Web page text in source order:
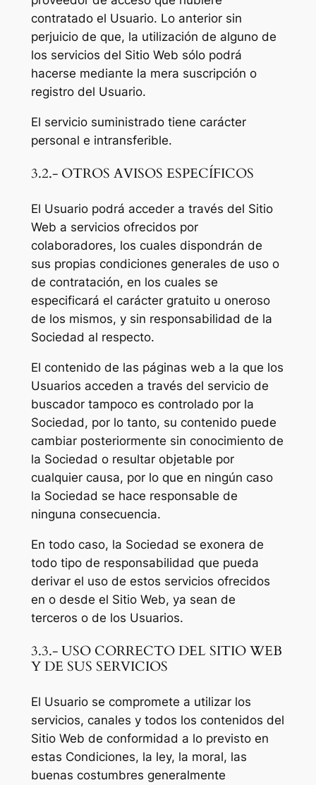
contratado el Usuario. Lo anterior sin
perjuicio de que, la utilización de alguno de
los servicios del Sitio Web sólo podrá
hacerse mediante la mera suscripción o
registro del Usuario.
El servicio suministrado tiene carácter
personal e intransferible.
3.2.- OTROS AVISOS ESPECÍFICOS
El Usuario podrá acceder a través del Sitio
Web a servicios ofrecidos por
colaboradores, los cuales dispondrán de
sus propias condiciones generales de uso o
de contratación, en los cuales se
especificará el carácter gratuito u oneroso
de los mismos, y sin responsabilidad de la
Sociedad al respecto.
El contenido de las páginas web a la que los
Usuarios acceden a través del servicio de
buscador tampoco es controlado por la
Sociedad, por lo tanto, su contenido puede
cambiar posteriormente sin conocimiento de
la Sociedad o resultar objetable por
cualquier causa, por lo que en ningún caso
la Sociedad se hace responsable de
ninguna consecuencia.
En todo caso, la Sociedad se exonera de
todo tipo de responsabilidad que pueda
derivar el uso de estos servicios ofrecidos
en o desde el Sitio Web, ya sean de
terceros o de los Usuarios.
3.3.- USO CORRECTO DEL SITIO WEB
Y DE SUS SERVICIOS
El Usuario se compromete a utilizar los
servicios, canales y todos los contenidos del
Sitio Web de conformidad a lo previsto en
estas Condiciones, la ley, la moral, las
buenas costumbres generalmente